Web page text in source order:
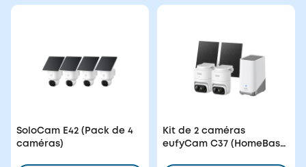
SoloCam E42 (Pack de 4
caméras)
Kit de 2 caméras
eufyCam C37 (HomeBase